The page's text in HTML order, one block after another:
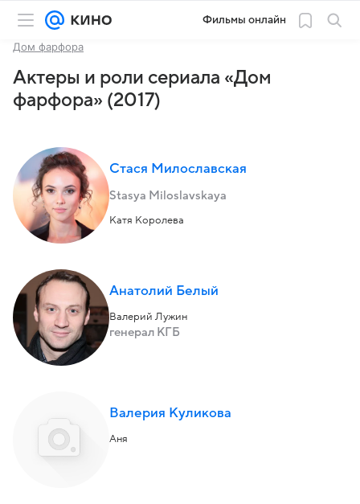
Фильмы онлайн
Дом фарфора
Актеры и роли сериала «Дом
фарфора» (2017)
Стася Милославская
Stasya Miloslavskaya
Катя Королева
Анатолий Белый
Валерий Лужин
генерал КГБ
Валерия Куликова
Аня